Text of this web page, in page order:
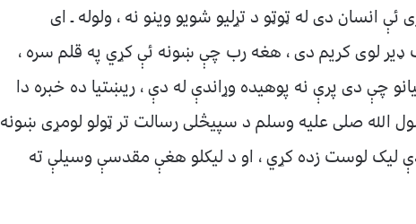
انسان دی له ټوټو د تړلیو شویو وینو نه ، ولوله ـ ای
لوی کریم دی ، هغه رب چې ښونه ئې کړي په قلم سره ،
چې دی پرې نه پوهیده وړاندې له دې ، ریښتیا ده خبره دا
صلی علیه وسلم د سپیڅلی رسالت تر ټولو لومړی ښونه
لیک لوست زده کړي ، او د لیکلو هغې مقدسې وسیلې ته